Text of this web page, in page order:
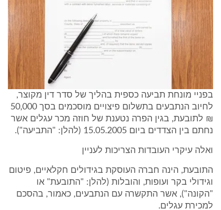
בפניי מונחת תביעה כספית בהליך של סדר דין מקוצר,
לחיוב הנתבעים בתשלום פיצויים מוסכמים בסך 50,000
₪ לתובעת, בגין הפרה נטענת של חוזה מכר עגלים אשר
נחתם בין הצדדים ביום 15.05.2005 (להלן: "התביעה").
ואלה עיקרי העובדות הצריכות לעניין
התובעת, הינה חברה העוסקת בגידולים חקלאיים, פיטום
וגידולי בקר ועופות, והובלות (להלן: "התובעת" או
"הקונה"), אשר התקשרה עם הנתבעים, כאמור, בהסכם
למכירת עגלים.